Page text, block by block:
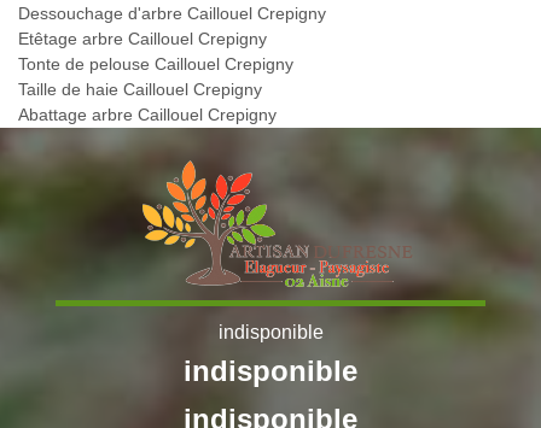
Dessouchage d'arbre Caillouel Crepigny
Etêtage arbre Caillouel Crepigny
Tonte de pelouse Caillouel Crepigny
Taille de haie Caillouel Crepigny
Abattage arbre Caillouel Crepigny
indisponible
indisponible
indisponible